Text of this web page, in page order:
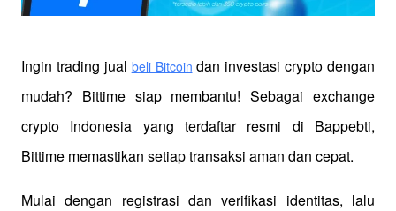
Ingin trading jual beli Bitcoin dan investasi crypto dengan
mudah? Bittime siap membantu! Sebagai exchange
crypto Indonesia yang terdaftar resmi di Bappebti,
Bittime memastikan setiap transaksi aman dan cepat.
Mulai dengan registrasi dan verifikasi identitas, lalu